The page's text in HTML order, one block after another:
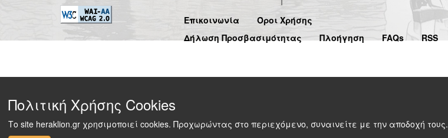
Επικοινωνία
Όροι Χρήσης
Δήλωση Προσβασιμότητας
Πλοήγηση FAQs RSS
Πολιτική Χρήσης Cookies
Το site heraklion.gr χρησιμοποιεί cookies. Προχωρώντας στο περιεχόμενο, συναινείτε με την αποδοχή τους.